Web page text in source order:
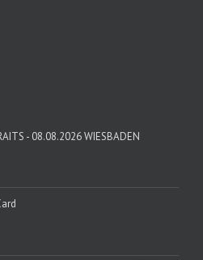
- 08.08.2026 WIESBADEN